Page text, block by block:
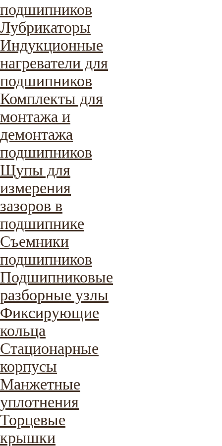
подшипников
Лубрикаторы
Индукционные
нагреватели для
подшипников
Комплекты для
монтажа и
демонтажа
подшипников
Щупы для
измерения
зазоров в
подшипнике
Съемники
подшипников
Подшипниковые
разборные узлы
Фиксирующие
кольца
Стационарные
корпусы
Манжетные
уплотнения
Торцевые
крышки